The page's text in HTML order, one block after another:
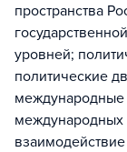
пространства
уровней;
политические
международные
международных